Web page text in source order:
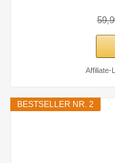
Affiliate-
BESTSELLER NR. 2